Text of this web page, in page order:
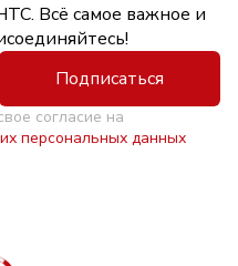
Всё самое важное и
Подписаться
согласие на
персональных данных